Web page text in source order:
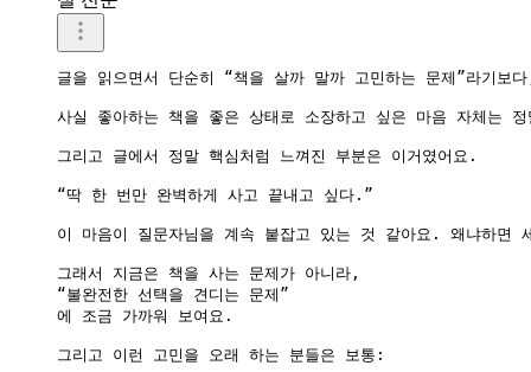
글을 읽으면서 단순히 “책을 살까 말까 고민하는 문제”라기
사실 좋아하는 책을 좋은 상태로 소장하고 싶은 마음 자체는
그리고 글에서 정말 핵심처럼 느껴진 부분은 이거였어요.
“딱 한 번만 완벽하게 사고 끝내고 싶다.”
이 마음이 질문자님을 계속 붙잡고 있는 것 같아요. 왜냐하면
그래서 지금은 책을 사는 문제가 아니라,
“불완전한 선택을 견디는 문제”
에 조금 가까워 보여요.
그리고 이런 고민을 오래 하는 분들은 보통: